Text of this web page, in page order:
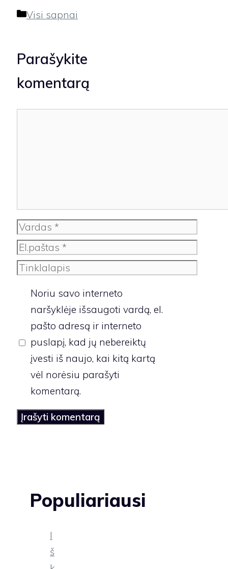
Kategorijos
Visi sapnai
Parašykite
komentarą
Vardas
El.paštas
Tinklalapis
Noriu savo interneto
naršyklėje išsaugoti vardą, el.
pašto adresą ir interneto
puslapį, kad jų nebereiktų
įvesti iš naujo, kai kitą kartą
vėl norėsiu parašyti
komentarą.
Populiariausi
I
š